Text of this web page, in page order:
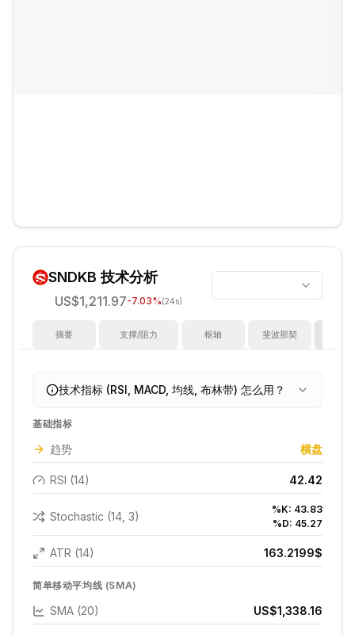
SNDKB 技术分析
US$1,211.97-7.03%(24s)
摘要 支撑/阻力 枢轴 斐波那契
技术指标 (RSI, MACD, 均线, 布林带) 怎么用？
基础指标
趋势 横盘
RSI (14) 42.42
Stochastic (14, 3)
%K: 43.83
%D: 45.27
ATR (14) 163.2199$
简单移动平均线 (SMA)
SMA (20) US$1,338.16